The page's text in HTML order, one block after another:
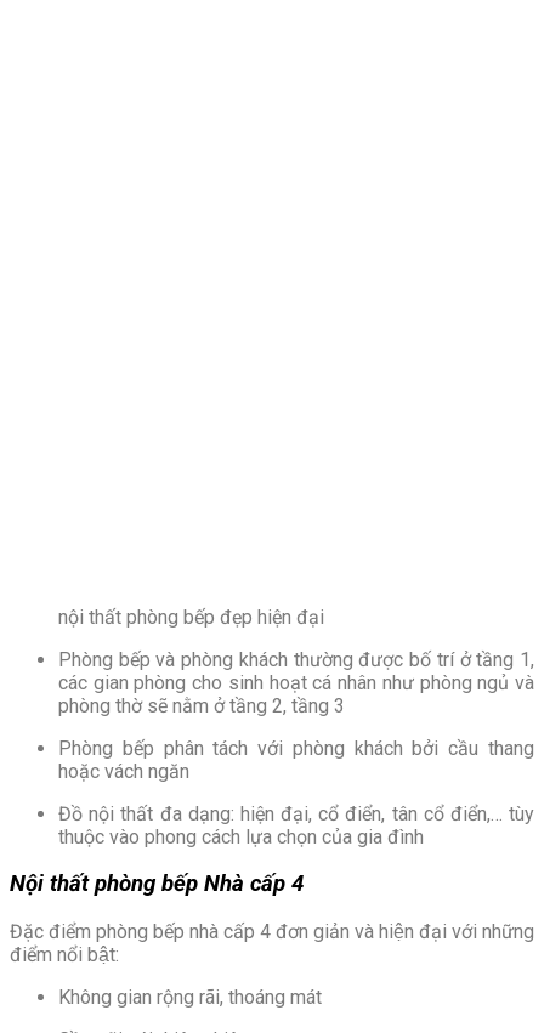
nội thất phòng bếp đẹp hiện đại
Phòng bếp và phòng khách thường được bố trí ở tầng 1,
các gian phòng cho sinh hoạt cá nhân như phòng ngủ và
phòng thờ sẽ nằm ở tầng 2, tầng 3
Phòng bếp phân tách với phòng khách bởi cầu thang
hoặc vách ngăn
Đồ nội thất đa dạng: hiện đại, cổ điển, tân cổ điển,… tùy
thuộc vào phong cách lựa chọn của gia đình
Nội thất phòng bếp Nhà cấp 4
Đặc điểm phòng bếp nhà cấp 4 đơn giản và hiện đại với những
điểm nổi bật:
Không gian rộng rãi, thoáng mát